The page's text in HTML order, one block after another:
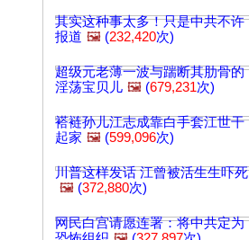
其实这种事太多！只是中共不许
报道 🖼️ (232,420次)
超级元老薄一波与踹断其肋骨的
淫荡宝贝儿 🖼️ (679,231次)
褡裢孙儿江志成靠白手套江世干
起家 🖼️ (599,096次)
川普这样发话 江曾被活生生吓死
🖼️ (372,880次)
网民白宫请愿连署：将中共定为